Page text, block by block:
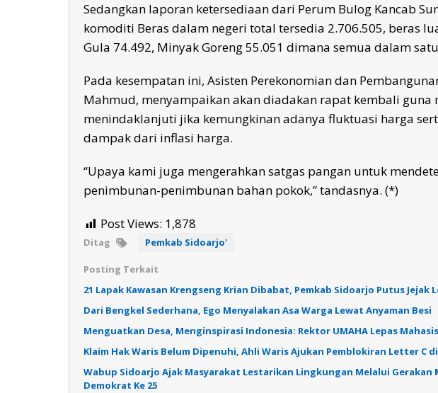
Sedangkan laporan ketersediaan dari Perum Bulog Kancab
komoditi Beras dalam negeri total tersedia 2.706.505, beras
Gula 74.492, Minyak Goreng 55.051 dimana semua dalam
Pada kesempatan ini, Asisten Perekonomian dan
Mahmud, menyampaikan akan diadakan rapat kembali guna
menindaklanjuti jika kemungkinan adanya fluktuasi harga
dampak dari inflasi harga.
“Upaya kami juga mengerahkan satgas pangan untuk
penimbunan-penimbunan bahan pokok,” tandasnya. (*)
Post Views: 1,878
Ditag Pemkab Sidoarjo'
Posting Terkait
21 Lapak Kawasan Krengseng Krian Dibabat, Pemkab Sidoarjo Putus Jejak
Dari Bengkel Sederhana, Ego Menyalakan Asa Warga Lewat Anyaman Besi
Menguatkan Desa, Menginspirasi Indonesia: Rektor UMAHA Lepas
Klaim Hak Waris Belum Dipenuhi, Ahli Waris Ajukan Pemblokiran Letter C
Wabup Sidoarjo Ajak Masyarakat Lestarikan Lingkungan Melalui Gerakan
Demokrat Ke 25